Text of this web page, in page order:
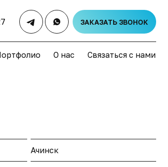
ЗАКАЗАТЬ ЗВОНОК
О нас Связаться с нами
Ачинск